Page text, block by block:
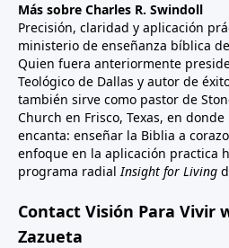
Más sobre Charles R. Swindoll
Precisión, claridad y aplicación
ministerio de enseñanza bíblica
Quien fuera anteriormente
Teológico de Dallas y autor de
también sirve como pastor de
Church en Frisco, Texas, en
encanta: enseñar la Biblia a
enfoque en la aplicación practica
programa radialInsight for Living
Contact Visión Para Vivir
Zazueta